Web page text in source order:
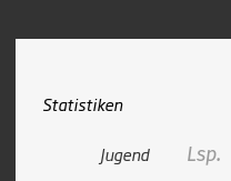
Statistiken
Jugend Lsp.